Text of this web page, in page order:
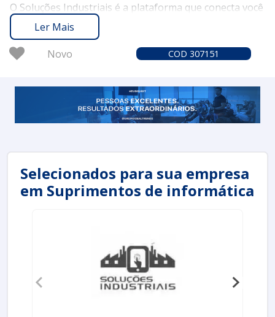
O Soluções Industriais é a plataforma que conecta você
aos melhores fornecedores de impressoras jato de
tinta, oferecendo confiabilidade desde 2012. Com mais
de 1,6 milhão de compradores que confiam em nossos
Entre em contato e solicite um orçamento no Soluções
Industriais para descobrir como a impressora jato de
tinta 1620 pode melhorar a qualidade das suas
Ler Mais
Novo
COD 307151
Selecionados para sua empresa
em Suprimentos de informática